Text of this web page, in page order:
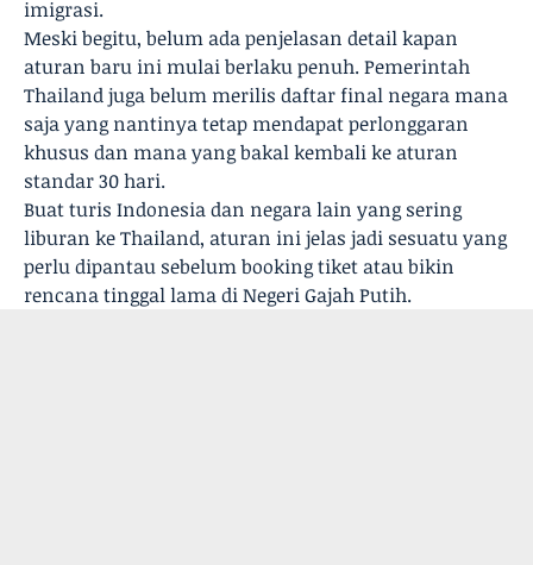
imigrasi.
Meski begitu, belum ada penjelasan detail kapan
aturan baru ini mulai berlaku penuh. Pemerintah
Thailand juga belum merilis daftar final negara mana
saja yang nantinya tetap mendapat perlonggaran
khusus dan mana yang bakal kembali ke aturan
standar 30 hari.
Buat turis Indonesia dan negara lain yang sering
liburan ke Thailand, aturan ini jelas jadi sesuatu yang
perlu dipantau sebelum booking tiket atau bikin
rencana tinggal lama di Negeri Gajah Putih.